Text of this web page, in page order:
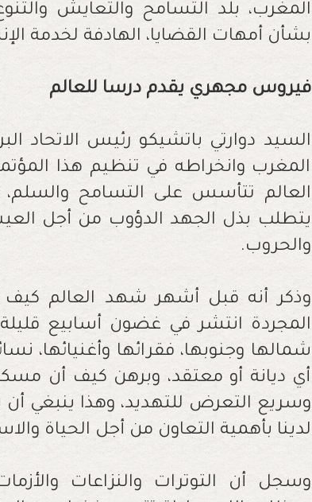
المغرب، بلد التسامح والتعايش
بشأن أمهات القضايا، الهادفة لخدمة
فيروس مجهري يقدم درسا للعالم
السيد دوارتي باتشيكو رئيس الاتحاد
المغرب وانخراطه في تنظيم هذا
العالم تتأسس على التسامح
يتطلب بذل الجهد الدؤوب من أجل
والحروب.
وذكر أنه قبل أشهر شهد العالم كيف
المجردة انتشر في غضون أسابيع
شمالها وجنوبها، فقرائها وأغنيائها،
أي ديانة أو معتقد، وبرهن كيف أن
وسريع التعرض للتهديد، وهذا ينبغي أن
لدينا بأهمية التعاون من أجل الحياة
وسجل أن التوترات والنزاعات